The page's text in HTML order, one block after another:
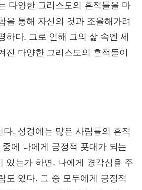
다양한 그리스도의 흔적들을 마
을 통해 자신의 것과 조율해가려
하다. 그로 인해 그의 삶 속엔 세
진 다양한 그리스도의 흔적들이
다. 성경에는 많은 사람들의 흔적
에 나에게 긍정적 푯대가 되는
있는가 하면, 나에게 경각심을 주
도 있다. 그 중 모두에게 긍정적